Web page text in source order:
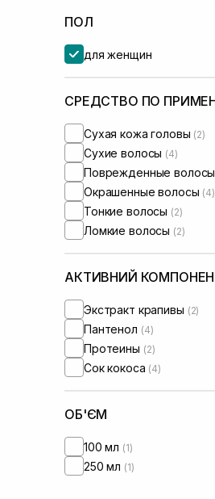
ПОЛ
для женщин
СРЕДСТВО ПО
Сухая кожа головы (2)
Сухие волосы (4)
Поврежденные волосы
Окрашенные волосы (4)
Тонкие волосы (2)
Ломкие волосы (2)
АКТИВНИЙ
Экстракт крапивы (2)
Пантенол (4)
Протеины (2)
Сок кокоса (4)
ОБ'ЄМ
100 мл (1)
250 мл (1)